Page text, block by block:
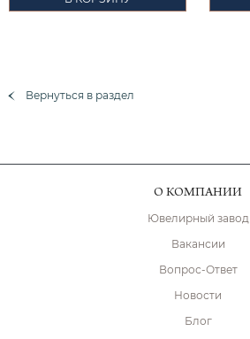
Вернуться в раздел
О КОМПАНИИ
Ювелирный завод
Вакансии
Вопрос-Ответ
Новости
Блог